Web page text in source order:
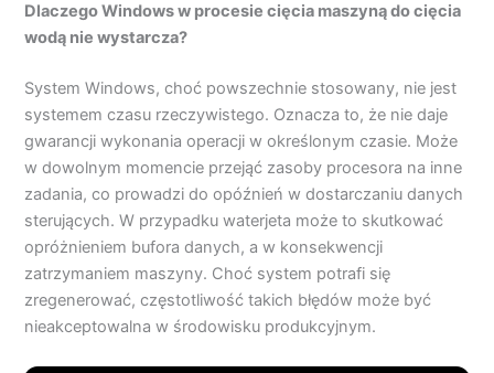
Dlaczego Windows w procesie cięcia maszyną do cięcia
wodą nie wystarcza?
System Windows, choć powszechnie stosowany, nie jest
systemem czasu rzeczywistego. Oznacza to, że nie daje
gwarancji wykonania operacji w określonym czasie. Może
w dowolnym momencie przejąć zasoby procesora na inne
zadania, co prowadzi do opóźnień w dostarczaniu danych
sterujących. W przypadku waterjeta może to skutkować
opróżnieniem bufora danych, a w konsekwencji
zatrzymaniem maszyny. Choć system potrafi się
zregenerować, częstotliwość takich błędów może być
nieakceptowalna w środowisku produkcyjnym.